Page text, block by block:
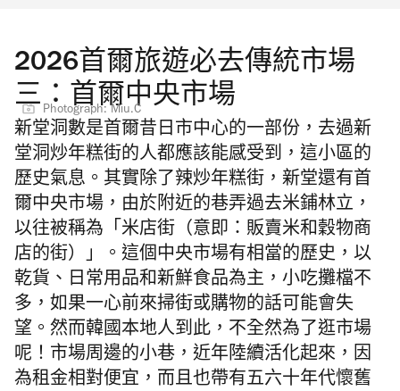
2026首爾旅遊必去傳統市場
三：首爾中央市場
Photograph: Miu.C
新堂洞數是首爾昔日市中心的一部份，去過新
堂洞炒年糕街的人都應該能感受到，這小區的
歷史氣息。其實除了辣炒年糕街，新堂還有首
爾中央市場，由於附近的巷弄過去米鋪林立，
以往被稱為「米店街（意即：販賣米和穀物商
店的街）」。這個中央市場有相當的歷史，以
乾貨、日常用品和新鮮食品為主，小吃攤檔不
多，如果一心前來掃街或購物的話可能會失
望。然而韓國本地人到此，不全然為了逛市場
呢！市場周邊的小巷，近年陸續活化起來，因
為租金相對便宜，而且也帶有五六十年代懷舊